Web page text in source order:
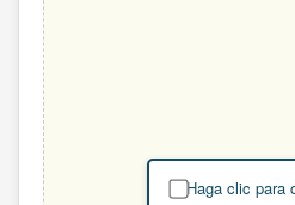
Haga clic para